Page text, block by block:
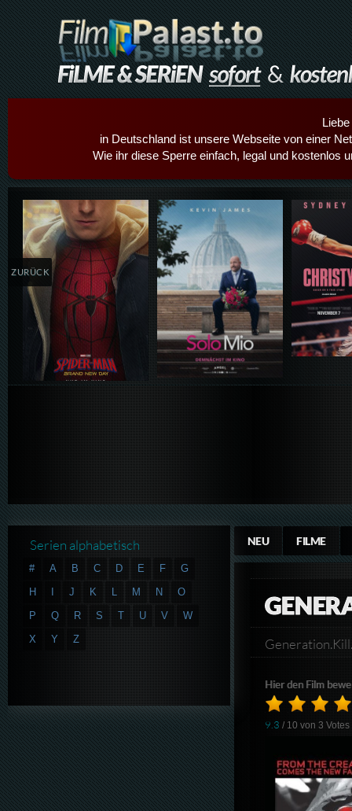
in Deutschland ist unsere Webseite von einer
Wie ihr diese Sperre einfach, legal und kostenlos
Details,Play Details,Play
ZURÜCK
NEU FILME
Hier den Film
9.3 / 10 von3 Votes
Serien alphabetisch
# A B C D E F
G
H
I J K L M N
O
P
Q R S T U V
W
X
Y Z